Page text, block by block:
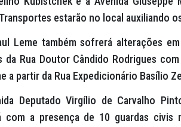
estarão no local auxiliando
Leme também sofrerá alterações
Rua Doutor Cândido Rodrigues
a partir da Rua Expedicionário Basílio
Deputado Virgílio de Carvalho
com a presença de 10 guardas civis